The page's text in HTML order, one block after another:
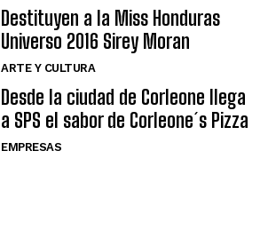
Destituyen a la Miss Honduras
Universo 2016 Sirey Moran
ARTE Y CULTURA
Desde la ciudad de Corleone llega
a SPS el sabor de Corleone´s Pizza
EMPRESAS